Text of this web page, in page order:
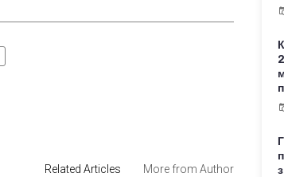
Related Articles More from Author